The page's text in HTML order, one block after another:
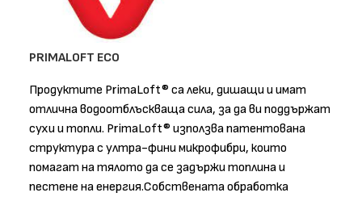
PRIMALOFT ECO
Продуктите PrimaLoft® са леки, дишащи и имат
отлична водоотблъскваща сила, за да ви поддържат
сухи и топли. PrimaLoft® използва патентована
структура с ултра-фини микрофибри, които
помагат на тялото да се задържи топлина и
пестене на енергия.Собствената обработка